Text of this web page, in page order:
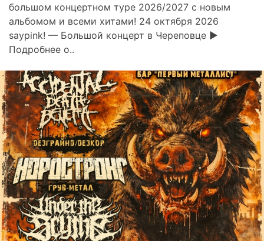
большом концертном туре 2026/2027 с новым
альбомом и всеми хитами! 24 октября 2026
saypink! — Большой концерт в Череповце ►
Подробнее о..